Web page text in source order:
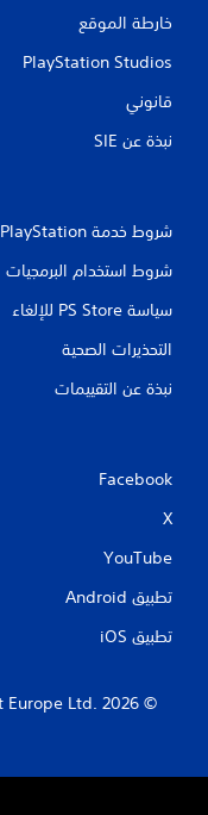
خارطة الموقع
PlayStation Studios
قانوني
نبذة عن SIE‏
شروط خدمة PlayStation‏
شروط استخدام البرمجيات
سياسة PS Store للإلغاء
التحذيرات الصحية
نبذة عن التقييمات
Facebook
X
YouTube
تطبيق Android‏
تطبيق iOS‏